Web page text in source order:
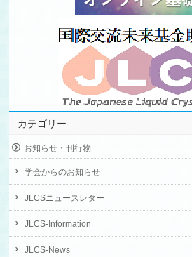
カテゴリー
お知らせ・刊行物
学会からのお知らせ
JLCSニュースレター
JLCS-Information
JLCS-News